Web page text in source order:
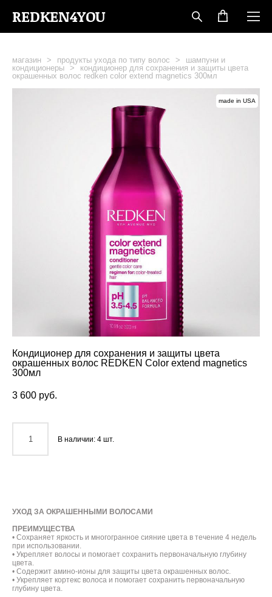
REDKEN4YOU
магазин > продукты ухода по типу волос >
шампуни и
кондиционеры >
кондиционер для сохранения и защиты цвета
окрашенных волос redken color extend magnetics 300мл
made in USA
Кондиционер для сохранения и защиты цвета
окрашенных волос REDKEN Color extend magnetics
300мл
3 600 pуб.
В наличии: 4 шт.
УХОД ЗА ОКРАШЕННЫМИ ВОЛОСАМИ
ПРЕИМУЩЕСТВА
• Сохраняет яркость и многогранное сияние цвета в течение 4 недель
при использовании.
• Укрепляет волосы и помогает сохранить первоначальную глубину
цвета.
• Содержит амино-ионы для защиты цвета окрашенных волос.
• Укрепляет кортекс волоса и помогает сохранить первоначальную
глубину цвета.